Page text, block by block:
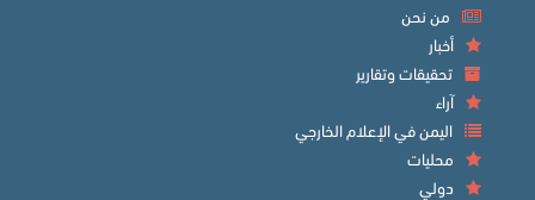
من نحن
أخبار
تحقيقات وتقارير
آراء
اليمن في الإعلام الخارجي
محليات
دولي